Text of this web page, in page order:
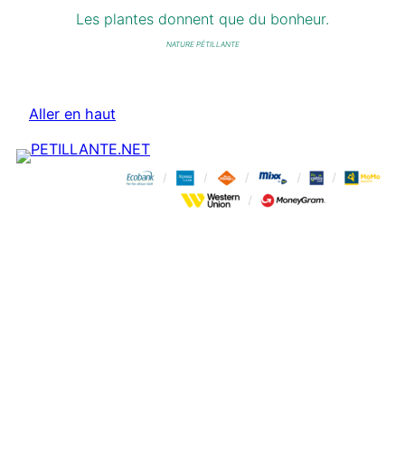
Les plantes donnent que du bonheur.
NATURE PÉTILLANTE
Aller en haut